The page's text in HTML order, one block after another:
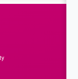
využijete nielen na